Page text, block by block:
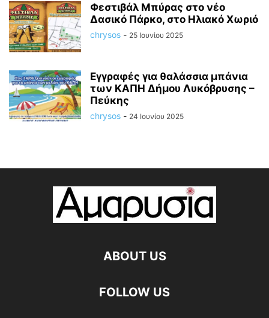
Φεστιβάλ Μπύρας στο νέο
Δασικό Πάρκο, στο Ηλιακό Χωριό
chrysos - 25 Ιουνίου 2025
Εγγραφές για θαλάσσια μπάνια
των ΚΑΠΗ Δήμου Λυκόβρυσης –
Πεύκης
chrysos - 24 Ιουνίου 2025
ABOUT US
FOLLOW US